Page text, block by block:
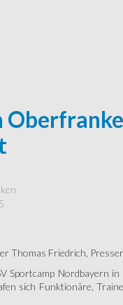
Thomas Friedrich,
Sportcamp Nordbayern
sich Funktionäre,